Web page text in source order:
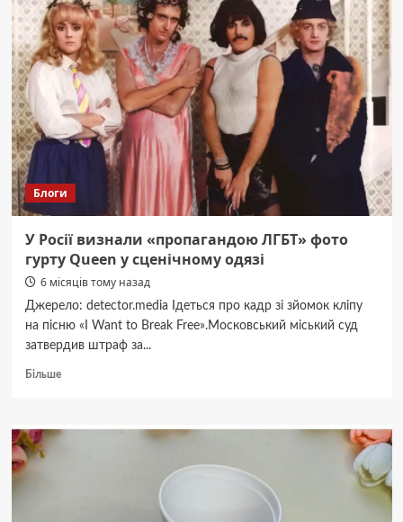
риск
аквапланирования
при
езде
по
мокрому
асфальту,
особенно
на
скоростях?
Блоги
У Росії визнали «пропагандою ЛГБТ» фото
гурту Queen у сценічному одязі
6 місяців тому назад
Джерело: detector.media Ідеться про кадр зі зйомок кліпу
на пісню «I Want to Break Free».Московський міський суд
затвердив штраф за...
БільшеДокладніше